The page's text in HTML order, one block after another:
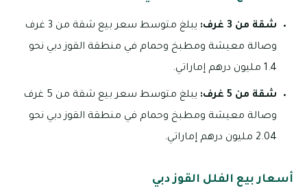
شقة من 3 غرف:
يبلغ متوسط سعر بيع شقة من 3 غرف
وصالة معيشة ومطبخ وحمام في منطقة القوز دبي نحو
1.4 مليون درهم إماراتي.
شقة من 5 غرف:
يبلغ متوسط سعر بيع شقة من 5 غرف
وصالة معيشة ومطبخ وحمام في منطقة القوز دبي نحو
2.04 مليون درهم إماراتي.
أسعار بيع الفلل القوز دبي